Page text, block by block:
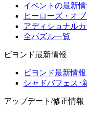
イベントの最新
ヒーローズ・オ
アディショナル
全パズル一覧
ビヨンド最新情報
ビヨンド最新情
シャドバフェス･
アップデート/修正情報